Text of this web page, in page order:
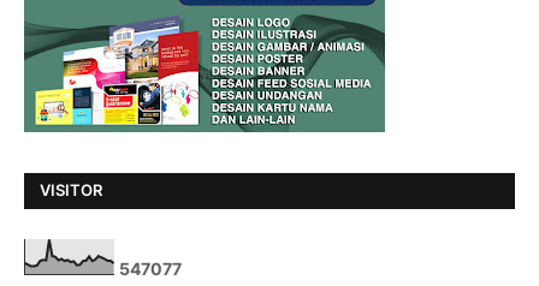
VISITOR
547077